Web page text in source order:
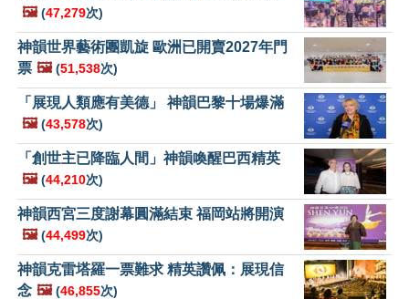
🖼️ (47,279次)
神韻世界藝術團凱旋 歐洲已開賣2027年門
票 🖼️ (51,538次)
「展現人類應有美德」 神韻巴黎十場爆滿
🖼️ (43,578次)
「創世主已降臨人間」神韻喚醒巴西精英
🖼️ (44,210次)
神韻西宮三度謝幕圓滿結束 福岡站將開演
🖼️ (44,499次)
神韻克雷塔羅一票難求 精英讚佩：展現信
念 🖼️ (46,855次)